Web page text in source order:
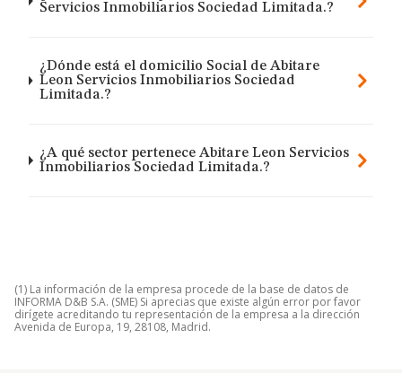
Servicios Inmobiliarios Sociedad Limitada.?
¿Dónde está el domicilio Social de Abitare
Leon Servicios Inmobiliarios Sociedad
Limitada.?
¿A qué sector pertenece Abitare Leon Servicios
Inmobiliarios Sociedad Limitada.?
(1) La información de la empresa procede de la base de datos de
INFORMA D&B S.A. (SME) Si aprecias que existe algún error por favor
dirígete acreditando tu representación de la empresa a la dirección
Avenida de Europa, 19, 28108, Madrid.